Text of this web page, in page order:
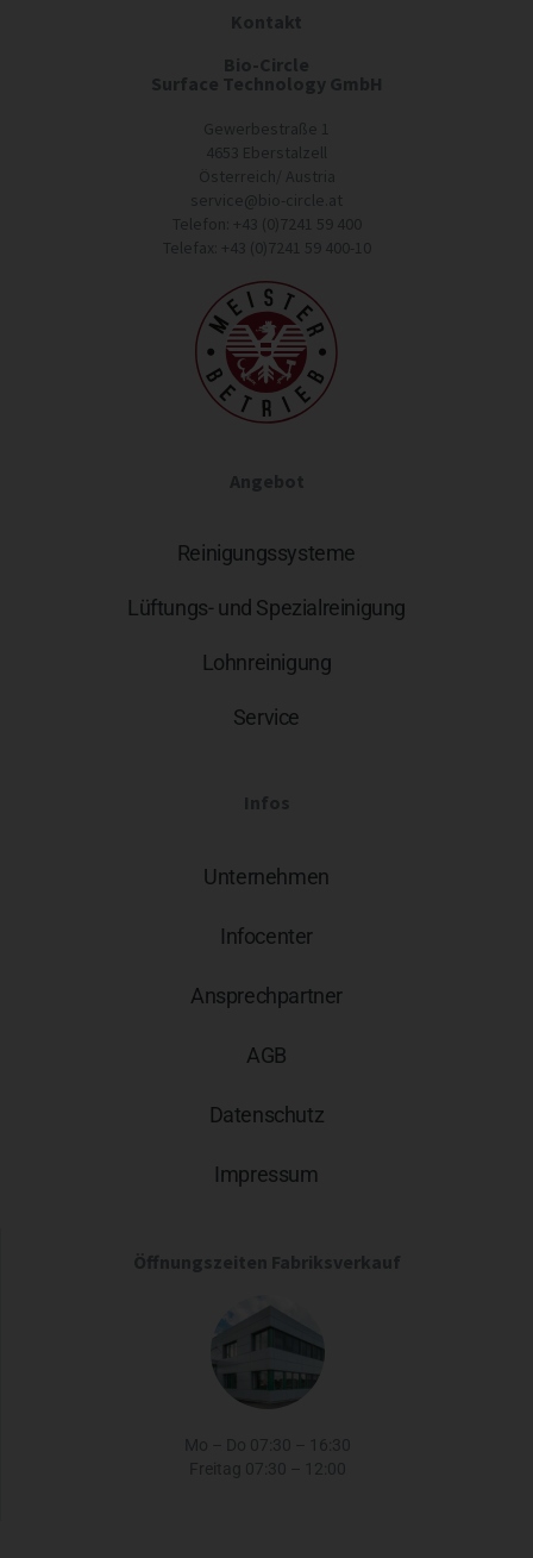
Kontakt
Bio-Circle
Surface Technology GmbH
Gewerbestraße 1
4653 Eberstalzell
Österreich/ Austria
service@bio-circle.at
Telefon: +43 (0)7241 59 400
Telefax: +43 (0)7241 59 400-10
Angebot
Reinigungssysteme
Lüftungs- und Spezialreinigung
Lohnreinigung
Service
Infos
Unternehmen
Infocenter
Ansprechpartner
AGB
Datenschutz
Impressum
Öffnungszeiten Fabriksverkauf
Mo – Do 07:30 – 16:30
Freitag 07:30 – 12:00